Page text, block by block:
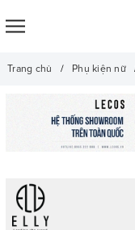
Trang chủ Phụ kiện nữ